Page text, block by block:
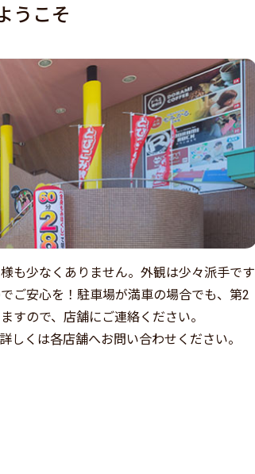
うこそ
も少なくありません。外観は少々派手です
ご安心を！駐車場が満車の場合でも、第2
すので、店舗にご連絡ください。
くは各店舗へお問い合わせください。